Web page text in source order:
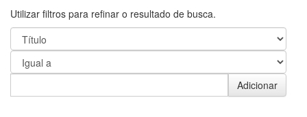
Utilizar filtros para refinar o resultado de busca.